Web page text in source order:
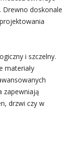
Drewno doskonale
i szczelny.
materiały
zapewniają
drzwi czy w